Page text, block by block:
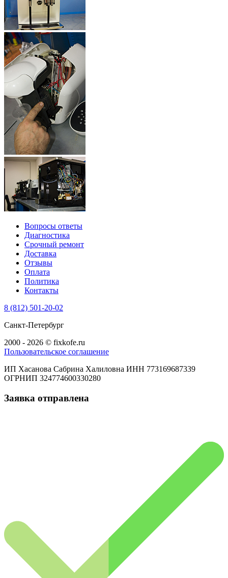
Вопросы ответы
Диагностика
Срочный ремонт
Доставка
Отзывы
Оплата
Политика
Контакты
8 (812) 501-20-02
Санкт-Петербург
2000 - 2026 © fixkofe.ru
Пользовательское соглашение
ИП Хасанова Сабрина Халиловна ИНН 773169687339
ОГРНИП 324774600330280
Заявка отправлена